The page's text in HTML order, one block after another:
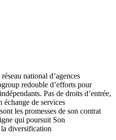
national d’agences
redouble d’efforts pour
Pas de droits d’entrée,
échange de services
les promesses de son contrat
qui poursuit Son
diversification